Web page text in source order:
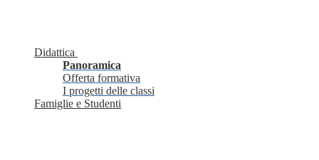
Didattica
Panoramica
Offerta formativa
I progetti delle classi
Famiglie e Studenti